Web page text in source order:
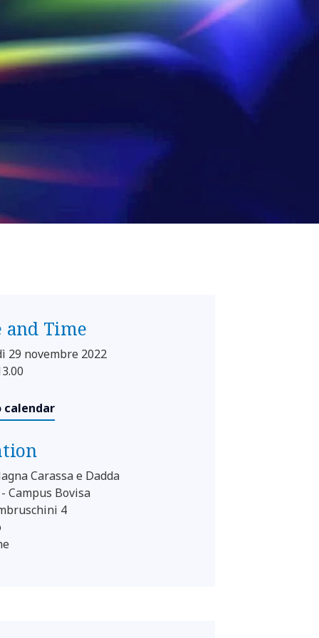
and Time
29 novembre 2022
calendar
Carassa e Dadda
Campus Bovisa
4